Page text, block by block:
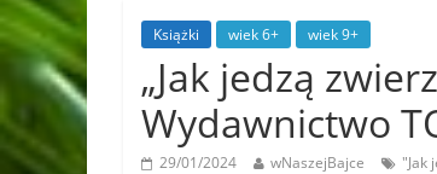
Książki wiek 6+ wiek 9+
„Jak jedzą
Wydawnictwo
29/01/2024 wNaszejBajce "Jak